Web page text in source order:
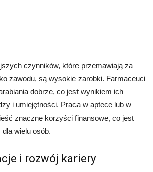
czynników, które przemawiają za
zawodu, są wysokie zarobki. Farmaceuci
dobrze, co jest wynikiem ich
i umiejętności. Praca w aptece lub w
znaczne korzyści finansowe, co jest
wielu osób.
i rozwój kariery